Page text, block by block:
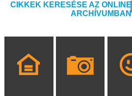
CIKKEK KERESÉSE AZ ONLINE
ARCHÍVUMBAN